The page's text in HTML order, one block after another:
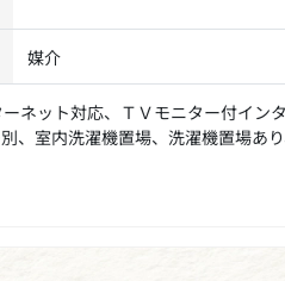
媒介
ネット対応、ＴＶモニター付イン
、室内洗濯機置場、洗濯機置場あ